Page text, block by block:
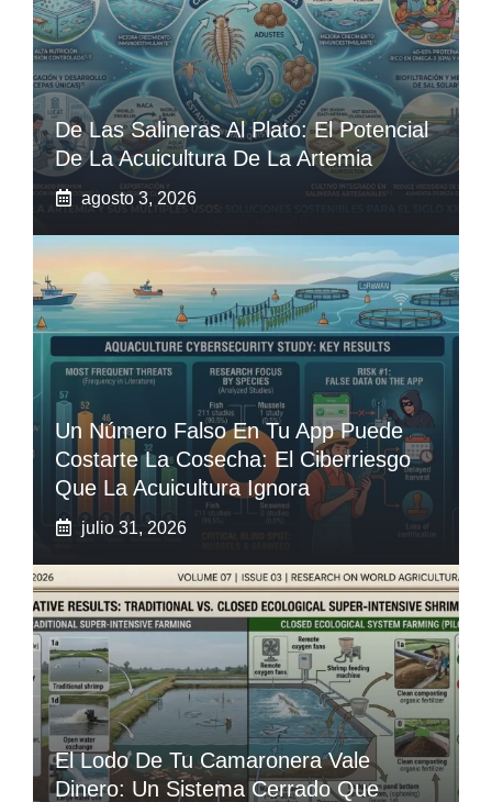
De Las Salineras Al Plato: El Potencial
De La Acuicultura De La Artemia
agosto 3, 2026
Un Número Falso En Tu App Puede
Costarte La Cosecha: El Ciberriesgo
Que La Acuicultura Ignora
julio 31, 2026
El Lodo De Tu Camaronera Vale
Dinero: Un Sistema Cerrado Que